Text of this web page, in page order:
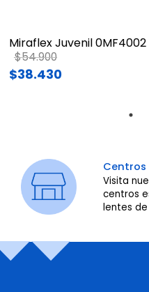
Miraflex Juvenil
Price reduced from
$54.900to
$38.430
Centros
Visita
centros
lentes